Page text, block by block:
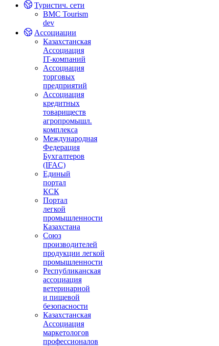
Туристич. сети
BMC Tourism
dev
Ассоциации
Казахстанская
Ассоциация
IT-компаний
Ассоциация
торговых
предприятий
Ассоциация
кредитных
товариществ
агропромышл.
комплекса
Международная
Федерация
Бухгалтеров
(IFAC)
Единый
портал
КСК
Портал
легкой
промышленности
Казахстана
Союз
производителей
продукции легкой
промышленности
Республиканская
ассоциация
ветеринарной
и пищевой
безопасности
Казахстанская
Ассоциация
маркетологов
профессионалов